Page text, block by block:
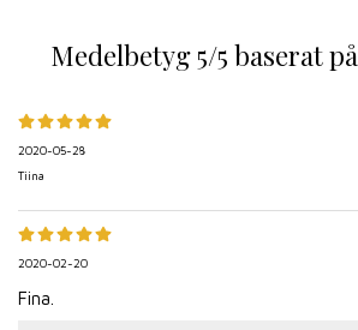
Medelbetyg 5/5 baserat på
2020-05-28
Tiina
2020-02-20
Fina.